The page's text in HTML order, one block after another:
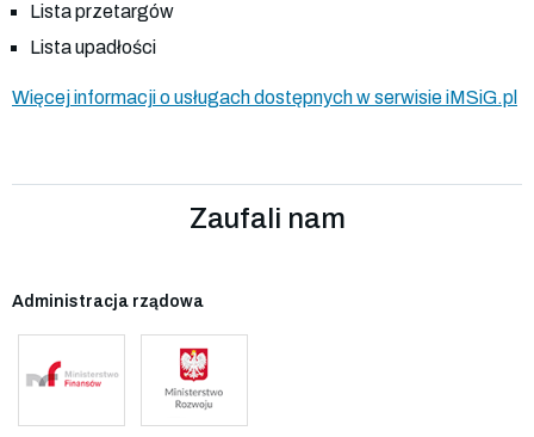
Lista przetargów
Lista upadłości
Więcej informacji o usługach dostępnych w serwisie iMSiG.pl
Zaufali nam
Administracja rządowa